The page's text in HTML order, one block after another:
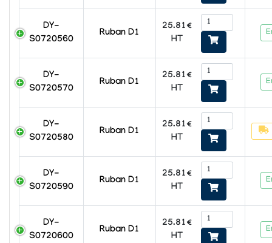
DY-
S0720560
Ruban D1
25.81€
HT
DY-
S0720570
Ruban D1
25.81€
HT
DY-
S0720580
Ruban D1
25.81€
HT
DY-
S0720590
Ruban D1
25.81€
HT
DY-
S0720600
Ruban D1
25.81€
HT